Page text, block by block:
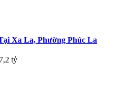
Xa La, Phường Phúc La
tỷ